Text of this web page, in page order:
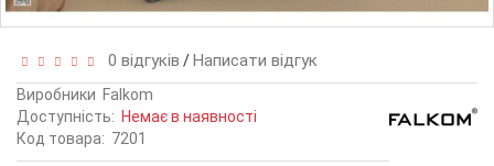
0 відгуків /Написати відгук
Виробники Falkom
Доступність: Немає в наявності
Код товара: 7201